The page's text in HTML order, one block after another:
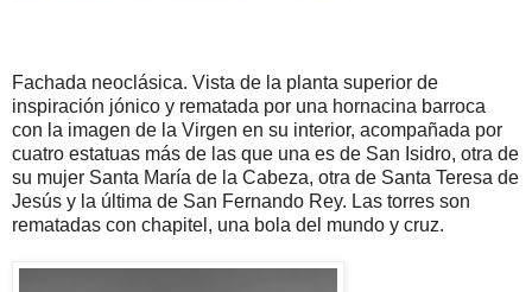
Fachada neoclásica. Vista de la planta superior de
inspiración jónico y rematada por una hornacina barroca
con la imagen de la Virgen en su interior, acompañada por
cuatro estatuas más de las que una es de San Isidro, otra de
su mujer Santa María de la Cabeza, otra de Santa Teresa de
Jesús y la última de San Fernando Rey. Las torres son
rematadas con chapitel, una bola del mundo y cruz.